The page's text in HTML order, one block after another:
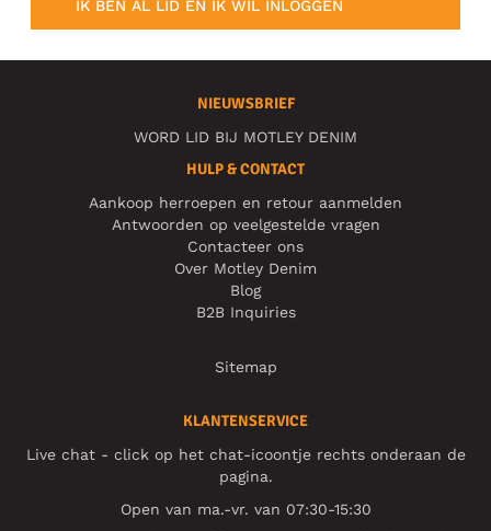
IK BEN AL LID EN IK WIL INLOGGEN
NIEUWSBRIEF
WORD LID BIJ MOTLEY DENIM
HULP & CONTACT
Aankoop herroepen en retour aanmelden
Antwoorden op veelgestelde vragen
Contacteer ons
Over Motley Denim
Blog
B2B Inquiries
Sitemap
KLANTENSERVICE
Live chat - click op het chat-icoontje rechts onderaan de
pagina.
Open van ma.-vr. van 07:30-15:30